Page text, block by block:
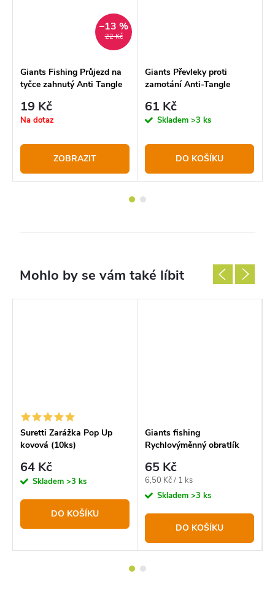
22 Kč
–13 %
Giants Fishing Průjezd na
tyčce zahnutý Anti Tangle
19 Kč
Na dotaz
ZOBRAZIT
Giants Převleky proti
zamotání Anti-Tangle
61 Kč
Skladem >3 ks
DO KOŠÍKU
Suretti Zarážka Pop Up
kovová (10ks)
64 Kč
Skladem >3 ks
DO KOŠÍKU
Giants fishing
Rychlovýměnný obratlík
65 Kč
Měrná
cena:
6,50 Kč / 1 ks
Skladem >3 ks
DO KOŠÍKU